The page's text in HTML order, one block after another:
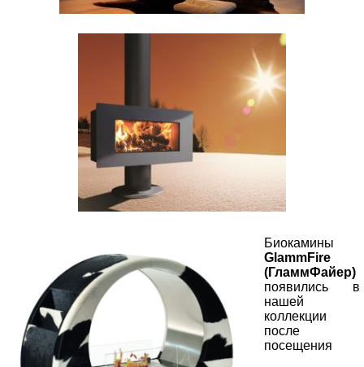
Биокамины
GlammFire
(ГламмФайер)
появились в
нашей
коллекции
после
посещения